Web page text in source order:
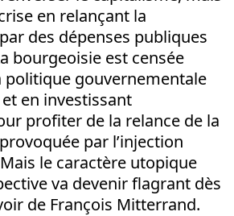
en relançant la
des dépenses publiques
bourgeoisie est censée
politique gouvernementale
en investissant
profiter de la relance de la
par l’injection
le caractère utopique
va devenir flagrant dès
de François Mitterrand.